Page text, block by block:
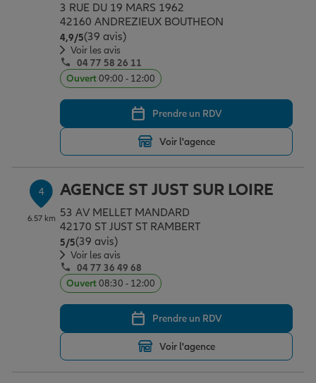
Assurance scolaire
Protection juridique
Retraite
3 RUE DU 19 MARS 1962
42160 ANDREZIEUX BOUTHEON
4,9/5Note de 4.9 sur 5
(39 avis)
Voir les avis
04 77 58 26 11
Ouvert09:00 - 12:00
Prendre un RDV
Voir l'agence
4
6.57 km
AGENCE ST JUST SUR LOIRE
53 AV MELLET MANDARD
42170 ST JUST ST RAMBERT
5/5Note de 5 sur 5
(39 avis)
Voir les avis
04 77 36 49 68
Ouvert08:30 - 12:00
Prendre un RDV
Voir l'agence